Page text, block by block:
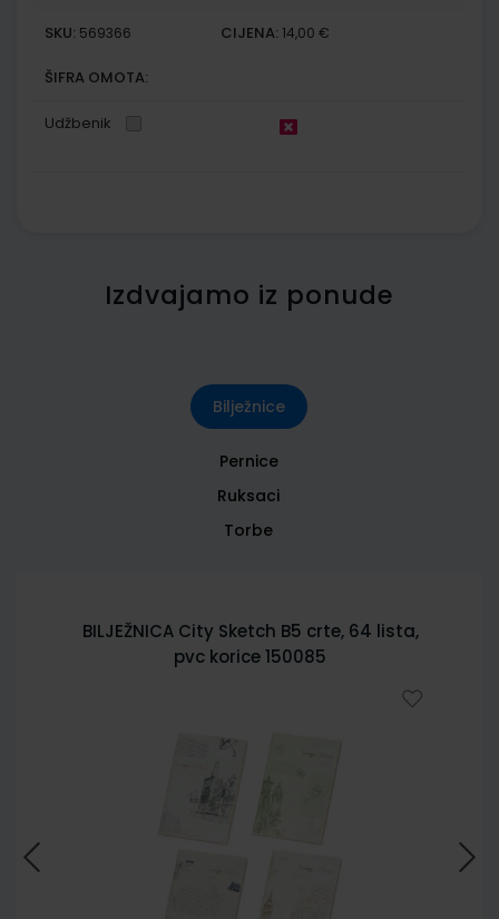
SKU: 569366 CIJENA: 14,00 €
ŠIFRA OMOTA:
Udžbenik
Izdvajamo iz ponude
Bilježnice
Pernice
Ruksaci
Torbe
BILJEŽNICA City Sketch B5 crte, 64 lista,
pvc korice 150085